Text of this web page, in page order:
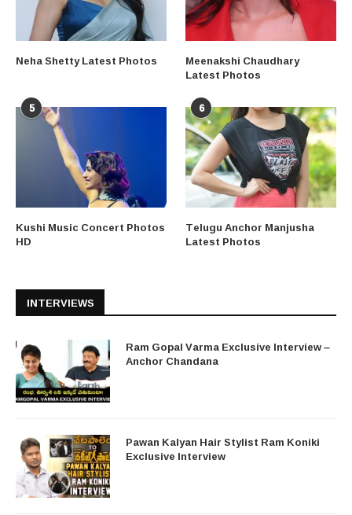
Neha Shetty Latest Photos Meenakshi Chaudhary
Latest Photos
5
Kushi Music Concert Photos
HD
6
Telugu Anchor Manjusha
Latest Photos
INTERVIEWS
Ram Gopal Varma Exclusive Interview –
Anchor Chandana
Pawan Kalyan Hair Stylist Ram Koniki
Exclusive Interview